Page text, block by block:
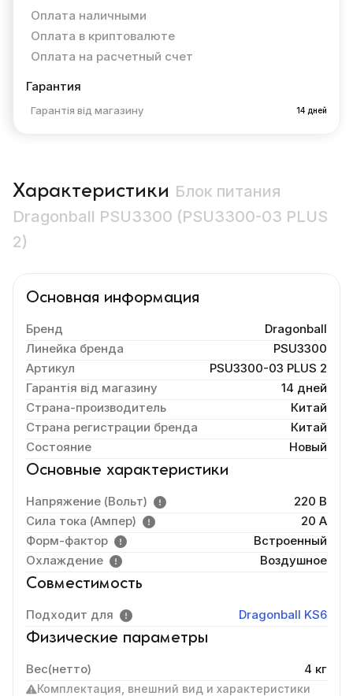
Оплата наличными
Оплата в криптовалюте
Оплата на расчетный счет
Гарантия
Гарантія від магазину 14 дней
Характеристики Блок питания
Dragonball PSU3300 (PSU3300-03 PLUS
2)
Основная информация
Бренд
Dragonball
Линейка бренда
PSU3300
Артикул
PSU3300-03 PLUS 2
Гарантія від магазину
14 дней
Страна-производитель
Китай
Страна регистрации бренда
Китай
Состояние
Новый
Основные характеристики
Напряжение (Вольт)
220 В
Сила тока (Ампер)
20 A
Форм-фактор
Встроенный
Охлаждение
Воздушное
Совместимость
Подходит для Dragonball KS6
Физические параметры
Вес(нетто) 4 кг
Комплектация, внешний вид и характеристики